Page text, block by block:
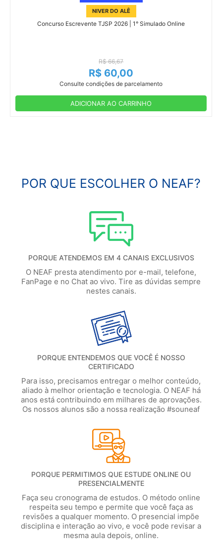
NIVER DO ALÊ
Concurso Escrevente TJSP 2026 | 1° Simulado Online
R$ 66,67
R$ 60,00
Consulte condições de parcelamento
ADICIONAR AO CARRINHO
POR QUE ESCOLHER O NEAF?
PORQUE ATENDEMOS EM 4 CANAIS EXCLUSIVOS
O NEAF presta atendimento por e-mail, telefone,
FanPage e no Chat ao vivo. Tire as dúvidas sempre
nestes canais.
PORQUE ENTENDEMOS QUE VOCÊ É NOSSO
CERTIFICADO
Para isso, precisamos entregar o melhor conteúdo,
aliado à melhor orientação e tecnologia. O NEAF há
anos está contribuindo em milhares de aprovações.
Os nossos alunos são a nossa realização #souneaf
PORQUE PERMITIMOS QUE ESTUDE ONLINE OU
PRESENCIALMENTE
Faça seu cronograma de estudos. O método online
respeita seu tempo e permite que você faça as
revisões a qualquer momento. O presencial impõe
disciplina e interação ao vivo, e você pode revisar a
mesma aula depois, online.